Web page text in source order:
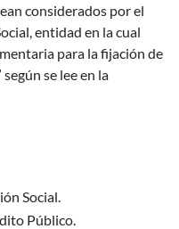
considerados por el
entidad en la cual
para la fijación de
se lee en la
Social.
Público.